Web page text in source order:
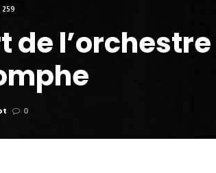
259
de
0